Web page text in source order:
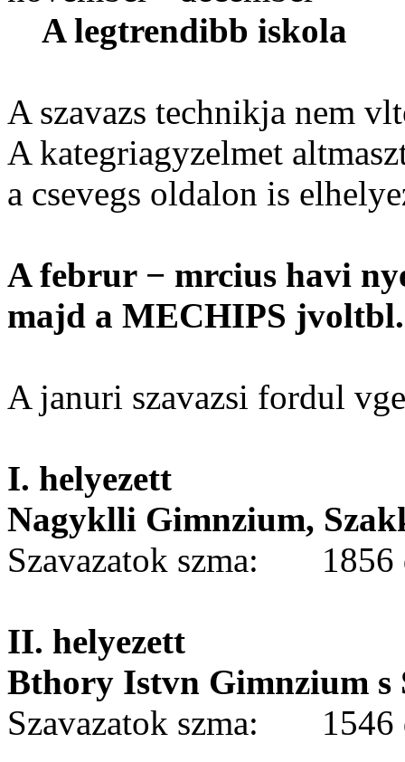
A legtrendibb iskola
A szavazs technikja nem
A kategriagyzelmet
a csevegs oldalon is
A februr − mrcius havi
majd a MECHIPS jvoltbl.
A januri szavazsi fordul
I. helyezett
Nagyklli Gimnzium,
Szavazatok szma: 1856
II. helyezett
Bthory Istvn Gimnzium
Szavazatok szma: 1546